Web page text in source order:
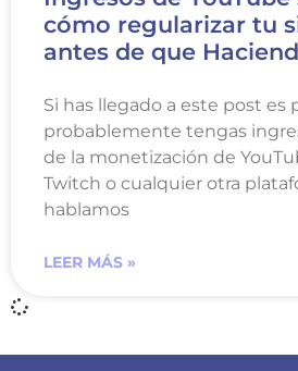
cómo regularizar tu
antes de que
Si has llegado a este post es
probablemente tengas
de la monetización de
Twitch o cualquier otra
hablamos
LEER MÁS »